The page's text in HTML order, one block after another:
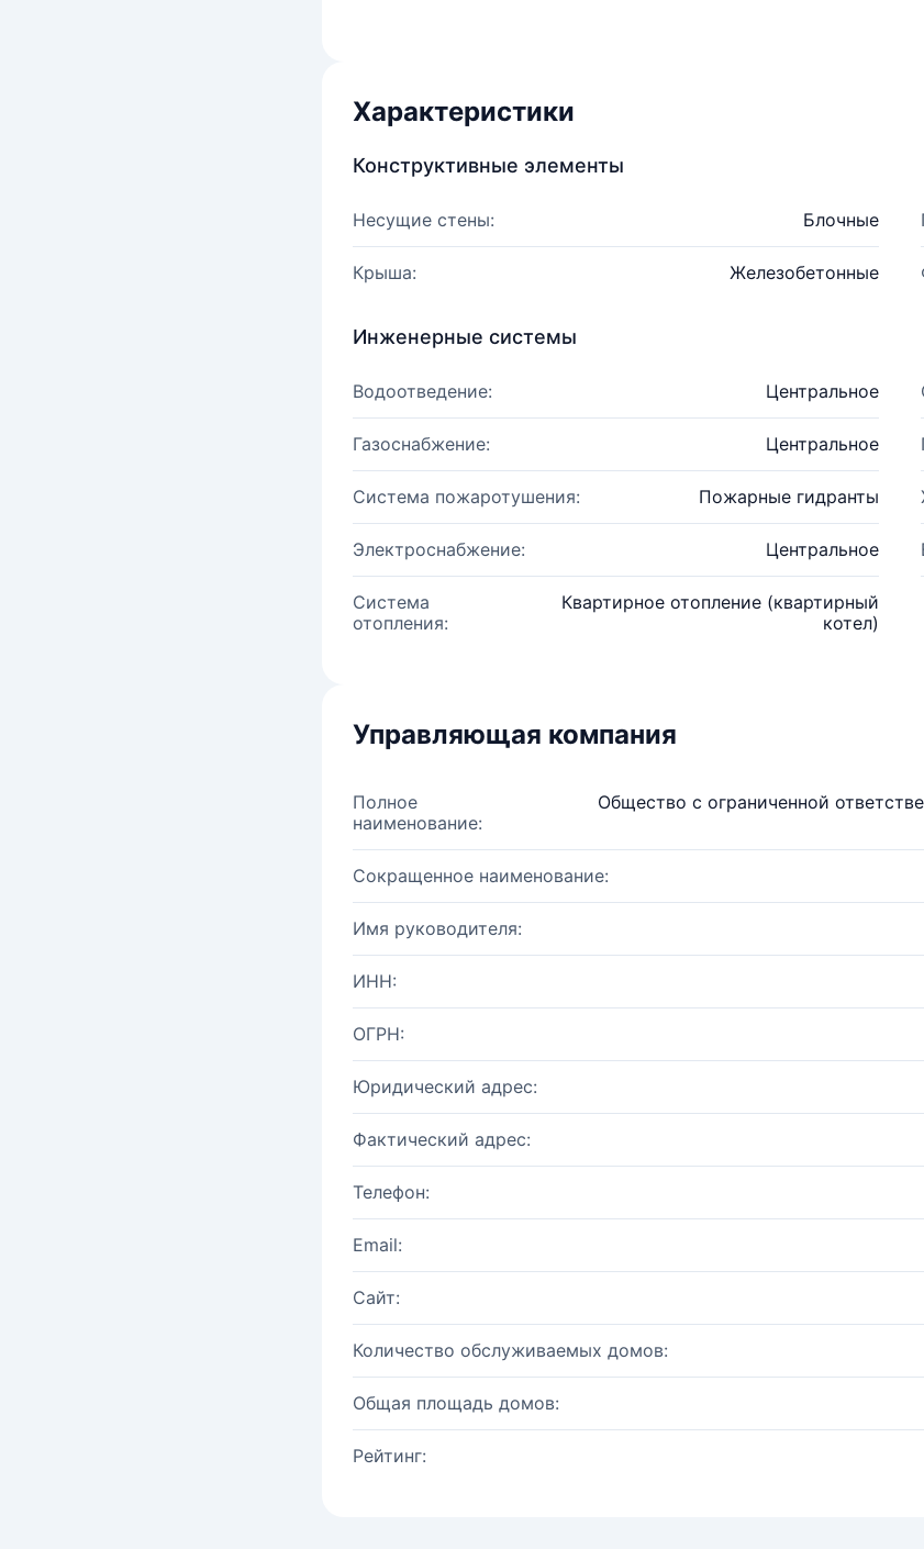
Характеристики
Конструктивные элементы
Несущие стены: Блочные
Крыша: Железобетонные
Инженерные системы
Водоотведение: Центральное
Газоснабжение: Центральное
Система пожаротушения: Пожарные гидранты
Электроснабжение: Центральное
Система
отопления:
Квартирное отопление (квартирный
котел)
Управляющая компания
Полное
наименование:
Общество с ограниченной
Сокращенное наименование:
Имя руководителя:
ИНН:
ОГРН:
Юридический адрес:
Фактический адрес:
Телефон:
Email:
Сайт:
Количество обслуживаемых домов:
Общая площадь домов:
Рейтинг: